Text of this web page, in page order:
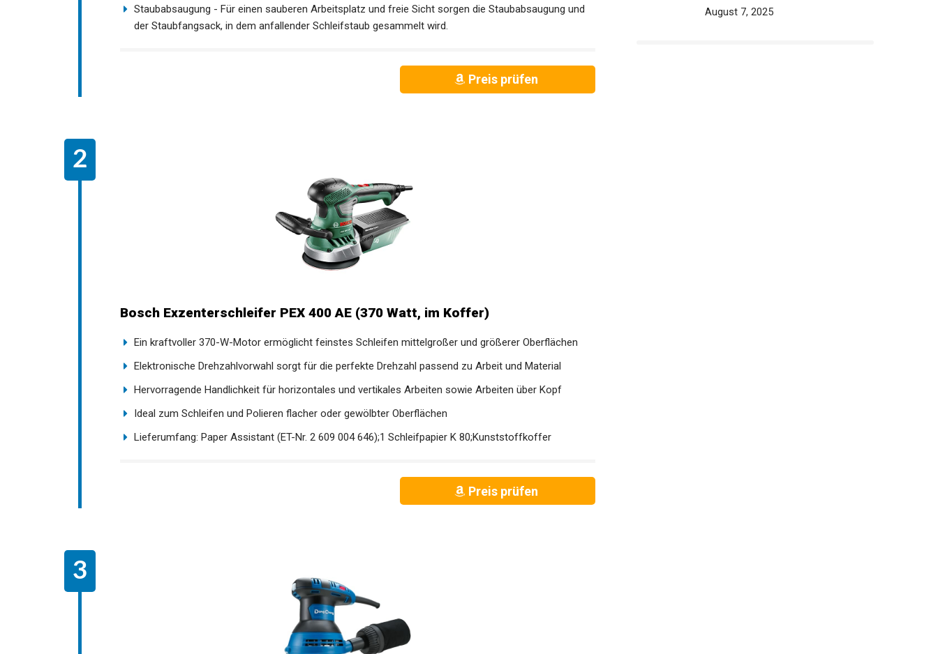
Staubabsaugung - Für einen sauberen Arbeitsplatz und freie Sicht sorgen die Staubabsaugung und
der Staubfangsack, in dem anfallender Schleifstaub gesammelt wird.
Preis prüfen
Bosch Exzenterschleifer PEX 400 AE (370 Watt, im Koffer)
Ein kraftvoller 370-W-Motor ermöglicht feinstes Schleifen mittelgroßer und größerer Oberflächen
Elektronische Drehzahlvorwahl sorgt für die perfekte Drehzahl passend zu Arbeit und Material
Hervorragende Handlichkeit für horizontales und vertikales Arbeiten sowie Arbeiten über Kopf
Ideal zum Schleifen und Polieren flacher oder gewölbter Oberflächen
Lieferumfang: Paper Assistant (ET-Nr. 2 609 004 646);1 Schleifpapier K 80;Kunststoffkoffer
Preis prüfen
August 7, 2025